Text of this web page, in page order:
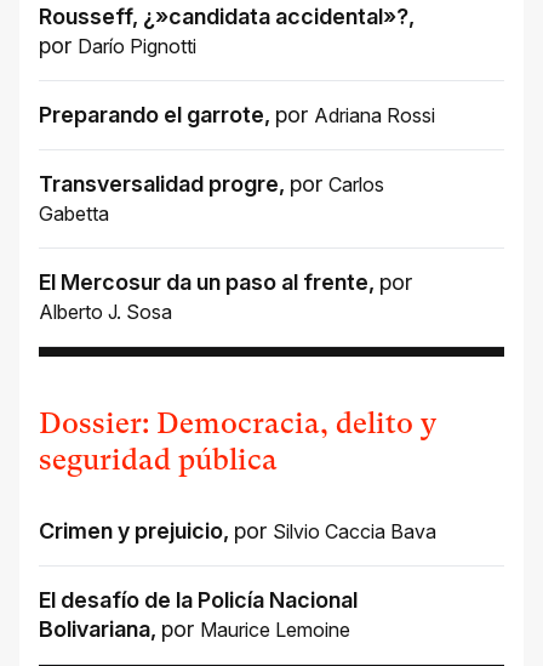
Rousseff, ¿»candidata accidental»?,
por Darío Pignotti
Preparando el garrote, por Adriana Rossi
Transversalidad progre, por Carlos
Gabetta
El Mercosur da un paso al frente, por
Alberto J. Sosa
Dossier: Democracia, delito y
seguridad pública
Crimen y prejuicio, por Silvio Caccia Bava
El desafío de la Policía Nacional
Bolivariana, por Maurice Lemoine